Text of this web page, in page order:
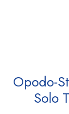
Opodo-
Solo